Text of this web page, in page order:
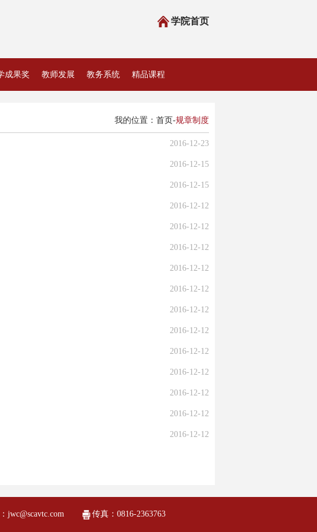
学院首页
成果奖 教师发展 教务系统 精品课程
我的位置： 首页-规章制度
2016-12-23
2016-12-15
2016-12-15
2016-12-12
2016-12-12
2016-12-12
2016-12-12
2016-12-12
2016-12-12
2016-12-12
2016-12-12
2016-12-12
2016-12-12
2016-12-12
2016-12-12
jwc@scavtc.com 传真：0816-2363763